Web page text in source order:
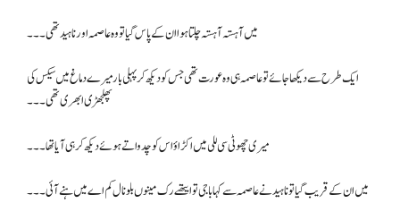
میں آہستہ آہستہ چلتا ہوا ان کے پاس گیا تو وہ عاصمہ اور ناہید تھی۔۔۔
ایک طرح سے دیکھا جائے تو عاصمہ ہی وہ عورت تھی جس کو دیکھ کر پہلی بار میرے دماغ میں سیکس کی
پھلجھڑی ابھری تھی۔۔۔
میری چھوٹی سی للی میں اکڑاؤ اس کو چدواتے ہوئے دیکھ کر ہی آیا تھا۔۔۔
میں ان کے قریب گیا تو ناہید نے عاصمہ سے کہا باجی تو ایتھے رک مینوں بلو نال کم اے میں ہنے آئی۔۔۔